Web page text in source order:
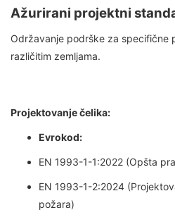
Ažurirani projektni
Održavanje podrške za specifične
različitim zemljama.
Projektovanje čelika:
Evrokod:
EN 1993-1-1:2022 (Opšta
EN 1993-1-2:2024
požara)